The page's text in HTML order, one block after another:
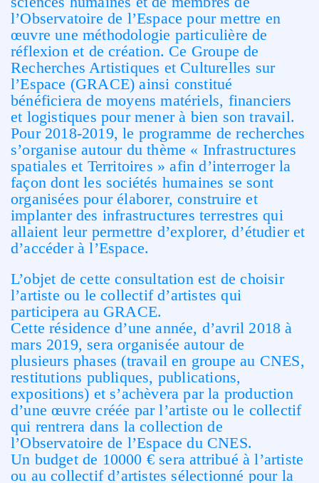
l’Observatoire de l’Espace pour mettre en
œuvre une méthodologie particulière de
réflexion et de création. Ce Groupe de
Recherches Artistiques et Culturelles sur
l’Espace (GRACE) ainsi constitué
bénéficiera de moyens matériels, financiers
et logistiques pour mener à bien son travail.
Pour 2018-2019, le programme de recherches
s’organise autour du thème « Infrastructures
spatiales et Territoires » afin d’interroger la
façon dont les sociétés humaines se sont
organisées pour élaborer, construire et
implanter des infrastructures terrestres qui
allaient leur permettre d’explorer, d’étudier et
d’accéder à l’Espace.
L’objet de cette consultation est de choisir
l’artiste ou le collectif d’artistes qui
participera au GRACE.
Cette résidence d’une année, d’avril 2018 à
mars 2019, sera organisée autour de
plusieurs phases (travail en groupe au CNES,
restitutions publiques, publications,
expositions) et s’achèvera par la production
d’une œuvre créée par l’artiste ou le collectif
qui rentrera dans la collection de
l’Observatoire de l’Espace du CNES.
Un budget de 10000 € sera attribué à l’artiste
ou au collectif d’artistes sélectionné pour la